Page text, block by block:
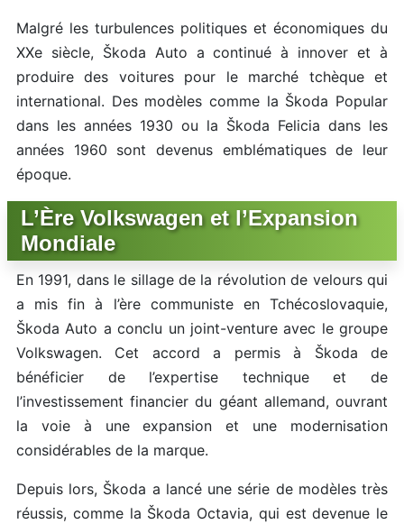
Malgré les turbulences politiques et économiques du
XXe siècle, Škoda Auto a continué à innover et à
produire des voitures pour le marché tchèque et
international. Des modèles comme la Škoda Popular
dans les années 1930 ou la Škoda Felicia dans les
années 1960 sont devenus emblématiques de leur
époque.
L’Ère Volkswagen et l’Expansion
Mondiale
En 1991, dans le sillage de la révolution de velours qui
a mis fin à l’ère communiste en Tchécoslovaquie,
Škoda Auto a conclu un joint-venture avec le groupe
Volkswagen. Cet accord a permis à Škoda de
bénéficier de l’expertise technique et de
l’investissement financier du géant allemand, ouvrant
la voie à une expansion et une modernisation
considérables de la marque.
Depuis lors, Škoda a lancé une série de modèles très
réussis, comme la Škoda Octavia, qui est devenue le